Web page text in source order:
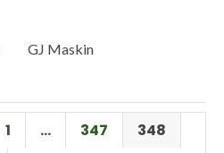
GJ Maskin
1 … 347
348